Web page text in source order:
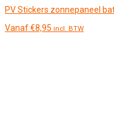
PV Stickers zonnepaneel
Vanaf€8,95 incl. BTW